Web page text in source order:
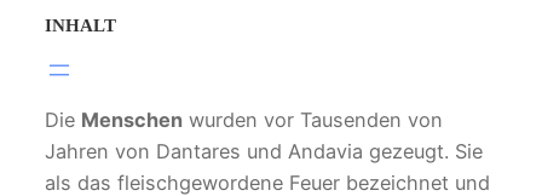
INHALT
Die Menschenwurden vor Tausenden von
Jahren von Dantares und Andavia gezeugt. Sie
als das fleischgewordene Feuer bezeichnet und